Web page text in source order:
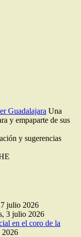
Guadalajara Una
y empaparte de sus
y sugerencias
julio 2026
3 julio 2026
en el coro de la
2026